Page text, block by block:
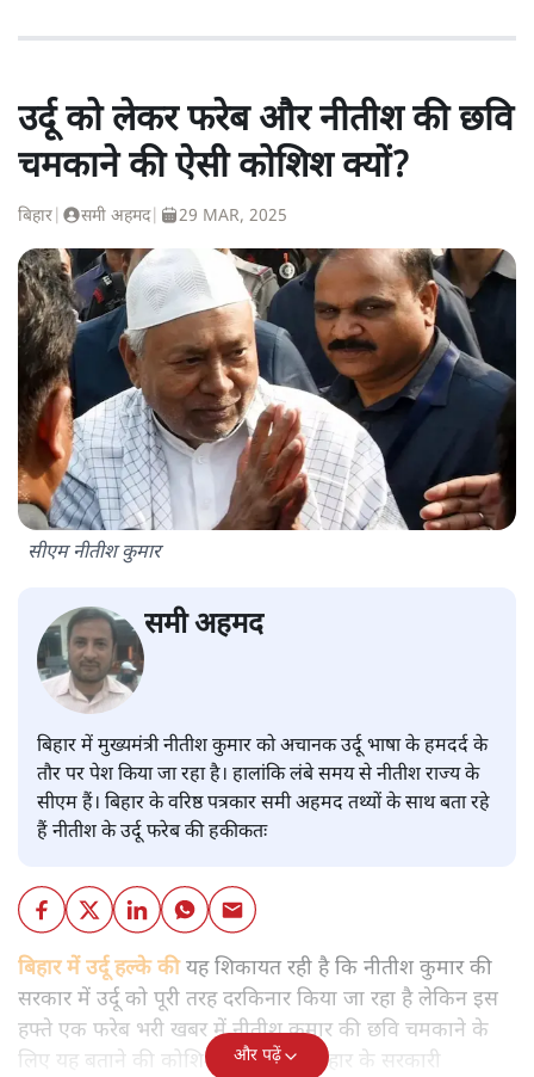
उर्दू को लेकर फरेब और नीतीश की छवि
चमकाने की ऐसी कोशिश क्यों?
बिहार समी अहमद| 29 MAR, 2025
सीएम नीतीश कुमार
समी अहमद
बिहार में मुख्यमंत्री नीतीश कुमार को अचानक उर्दू भाषा के हमदर्द के
तौर पर पेश किया जा रहा है। हालांकि लंबे समय से नीतीश राज्य के
सीएम हैं। बिहार के वरिष्ठ पत्रकार समी अहमद तथ्यों के साथ बता रहे
हैं नीतीश के उर्दू फरेब की हकीकतः
बिहार में उर्दू हल्के कीयह शिकायत रही है कि नीतीश कुमार की
सरकार में उर्दू को पूरी तरह दरकिनार किया जा रहा है लेकिन इस
हफ्ते एक फरेब भरी खबर में नीतीश कुमार की छवि चमकाने के
लिए यह बताने की कोशिश की गई कि बिहार के सरकारी
और पढ़ें